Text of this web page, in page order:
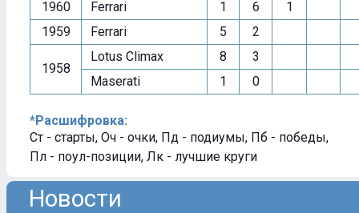
1960
Ferrari 1 6
1
1959
Ferrari 5 2
1958
Lotus Climax 8
3
Maserati
1 0
*Расшифровка:
Ст - старты, Оч - очки, Пд - подиумы, Пб - победы,
Пл - поул-позиции, Лк - лучшие круги
Новости